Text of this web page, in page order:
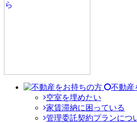
不動産
空室を埋めたい
家賃滞納に困っている
管理委託契約プランにつ